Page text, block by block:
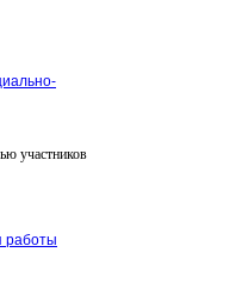
участников
работы